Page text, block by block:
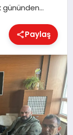
gününden…
Paylaş